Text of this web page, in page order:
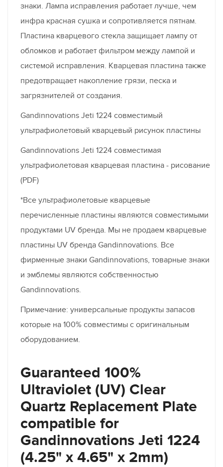
знаки. Лампа исправления работает лучше, чем
инфра красная сушка и сопротивляется пятнам.
Пластина кварцевого стекла защищает лампу от
обломков и работает фильтром между лампой и
системой исправления. Кварцевая пластина также
предотвращает накопление грязи, песка и
загрязнителей от создания.
Gandinnovations Jeti 1224 совместимый
ультрафиолетовый кварцевый рисунок пластины
Gandinnovations Jeti 1224 совместимая
ультрафиолетовая кварцевая пластина - рисование
(PDF)
*Все ультрафиолетовые кварцевые
перечисленные пластины являются совместимыми
продуктами UV бренда. Мы не продаем кварцевые
пластины UV бренда Gandinnovations. Все
фирменные знаки Gandinnovations, товарные знаки
и эмблемы являются собственностью
Gandinnovations.
Примечание: универсальные продукты запасов
которые на 100% совместимы с оригинальным
оборудованием.
Guaranteed 100%
Ultraviolet (UV) Clear
Quartz Replacement Plate
compatible for
Gandinnovations Jeti 1224
(4.25" x 4.65" x 2mm)